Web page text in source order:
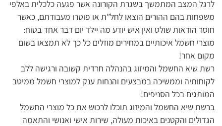
לרגל המצב המתמשך בשגרת הקורונה אשר פגעה כלכלית באלפי
משפחות בהם ההורים הוצאו לחל”ת או פוטרו מעבודתם, כאשר
חוסר הודאות שולט ואין איש יודע מה יילד יום דבר אחד בטוח:
מוצרי חשמל איכותיים במחירים מוזלים כל כך לא תמצאו בשום
מקום אחר!
רשת שיא החשמל והמיזוג בהנהלה חרדית קשובה ורגישה ללב
לקוחותיה וממשיכה במבצעים והנחות ענק למוצרי חשמל ממיטב
המותגים בכל הסניפים!
ברשת שיא החשמל והמיזוג תוכלו לרכוש את כל מוצרי החשמל
הגדולים והקטנים באיכות מעולה, שירות אישי ואנושי והתאמה